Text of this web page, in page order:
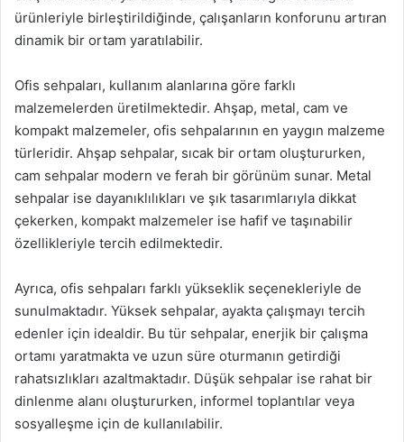
ürünleriyle birleştirildiğinde, çalışanların konforunu artıran
dinamik bir ortam yaratılabilir.
Ofis sehpaları, kullanım alanlarına göre farklı
malzemelerden üretilmektedir. Ahşap, metal, cam ve
kompakt malzemeler, ofis sehpalarının en yaygın malzeme
türleridir. Ahşap sehpalar, sıcak bir ortam oluştururken,
cam sehpalar modern ve ferah bir görünüm sunar. Metal
sehpalar ise dayanıklılıkları ve şık tasarımlarıyla dikkat
çekerken, kompakt malzemeler ise hafif ve taşınabilir
özellikleriyle tercih edilmektedir.
Ayrıca, ofis sehpaları farklı yükseklik seçenekleriyle de
sunulmaktadır. Yüksek sehpalar, ayakta çalışmayı tercih
edenler için idealdir. Bu tür sehpalar, enerjik bir çalışma
ortamı yaratmakta ve uzun süre oturmanın getirdiği
rahatsızlıkları azaltmaktadır. Düşük sehpalar ise rahat bir
dinlenme alanı oluştururken, informel toplantılar veya
sosyalleşme için de kullanılabilir.